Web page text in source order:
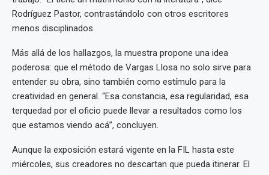
Rodríguez Pastor, contrastándolo con otros escritores
menos disciplinados.
Más allá de los hallazgos, la muestra propone una idea
poderosa: que el método de Vargas Llosa no solo sirve para
entender su obra, sino también como estímulo para la
creatividad en general. “Esa constancia, esa regularidad, esa
terquedad por el oficio puede llevar a resultados como los
que estamos viendo acá”, concluyen.
Aunque la exposición estará vigente en la FIL hasta este
miércoles, sus creadores no descartan que pueda itinerar. El